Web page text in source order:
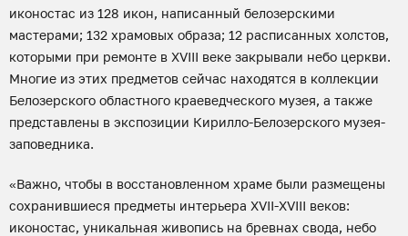
иконостас из 128 икон, написанный белозерскими
мастерами; 132 храмовых образа; 12 расписанных холстов,
которыми при ремонте в XVIII веке закрывали небо церкви.
Многие из этих предметов сейчас находятся в коллекции
Белозерского областного краеведческого музея, а также
представлены в экспозиции Кирилло-Белозерского музея-
заповедника.
«Важно, чтобы в восстановленном храме были размещены
сохранившиеся предметы интерьера XVII-XVIII веков:
иконостас, уникальная живопись на бревнах свода, небо